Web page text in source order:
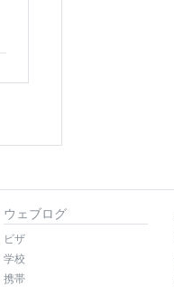
ウェブログ
ビザ
学校
携帯